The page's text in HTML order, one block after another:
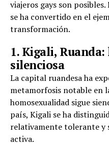
viajeros gays son
se ha convertido en el
transformación.
1. Kigali,
silenciosa
La capital ruandesa ha
metamorfosis notable en
homosexualidad sigue
país, Kigali se ha
relativamente tolerante y
activa.